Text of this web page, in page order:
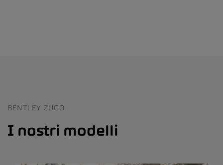
BENTLEY ZUGO
I nostri modelli